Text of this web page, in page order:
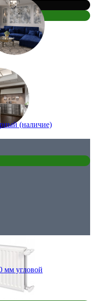
(наличие)
мм угловой